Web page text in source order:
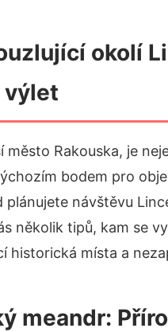
okolí
výlet
město Rakouska, je
bodem pro
plánujete návštěvu
několik tipů, kam se
historická místa a
meandr: